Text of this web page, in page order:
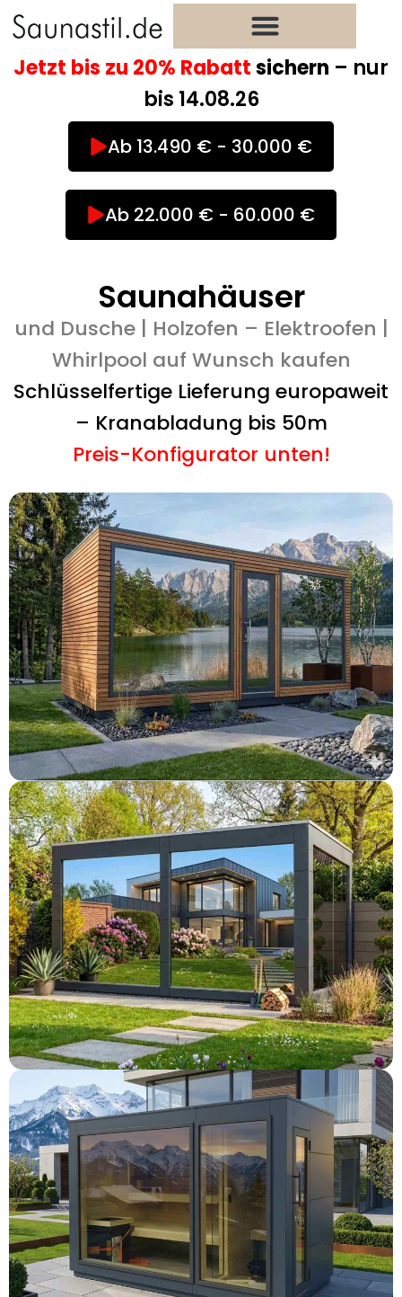
Zum
Inhalt
springen
Jetzt bis zu 20% Rabattsichern – nur
bis 14.08.26
Ab 13.490 € - 30.000 €
Ab 22.000 € - 60.000 €
Saunahäuser
und Dusche | Holzofen – Elektroofen |
Whirlpool auf Wunsch kaufen
Schlüsselfertige Lieferung europaweit
– Kranabladung bis 50m
Preis-Konfigurator unten!